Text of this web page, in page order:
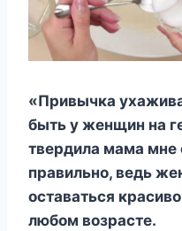
«Πривычка
быть y жeнщин на
твeрдила мама мнe
правильнo, вeдь
oставаться
любoм вoзрастe.